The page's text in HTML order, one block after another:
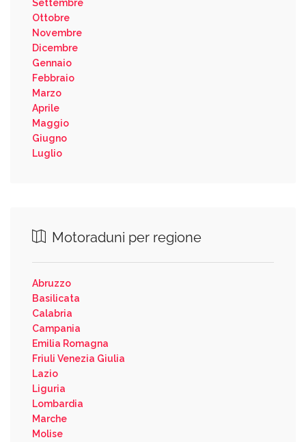
Settembre
Ottobre
Novembre
Dicembre
Gennaio
Febbraio
Marzo
Aprile
Maggio
Giugno
Luglio
Motoraduni per regione
Abruzzo
Basilicata
Calabria
Campania
Emilia Romagna
Friuli Venezia Giulia
Lazio
Liguria
Lombardia
Marche
Molise